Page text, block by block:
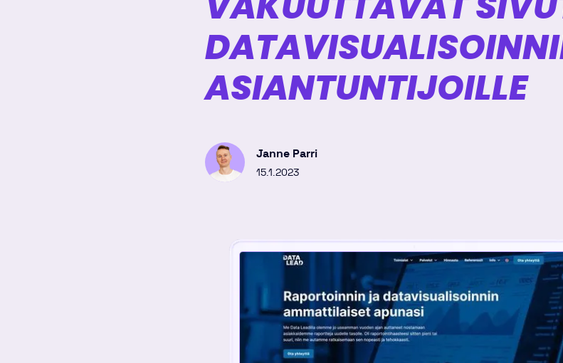
ASIANTUNTIJOILLE
Janne Parri
15.1.2023